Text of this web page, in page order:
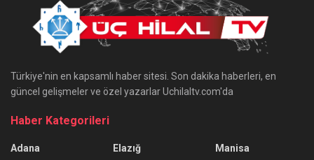
Türkiye'nin en kapsamlı haber sitesi. Son dakika haberleri, en
güncel gelişmeler ve özel yazarlar Uchilaltv.com'da
Haber Kategorileri
Adana
Elazığ
Manisa